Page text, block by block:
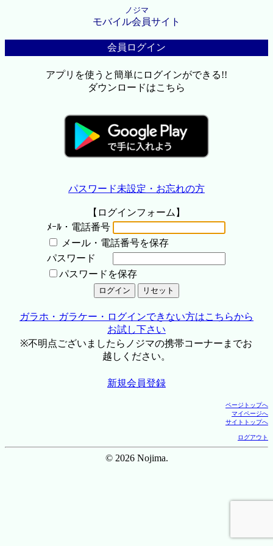
ノジマ
モバイル会員サイト
会員ログイン
アプリを使うと簡単にログインができる!!
ダウンロードはこちら
パスワード未設定・お忘れの方
【ログインフォーム】
ﾒｰﾙ・電話番号
メール・電話番号を保存
パスワード
パスワードを保存
ガラホ・ガラケー・ログインできない方はこちらから
お試し下さい
※不明点ございましたらノジマの携帯コーナーまでお
越しください。
新規会員登録
ページトップへ
マイページへ
サイトトップへ
ログアウト
© 2026 Nojima.